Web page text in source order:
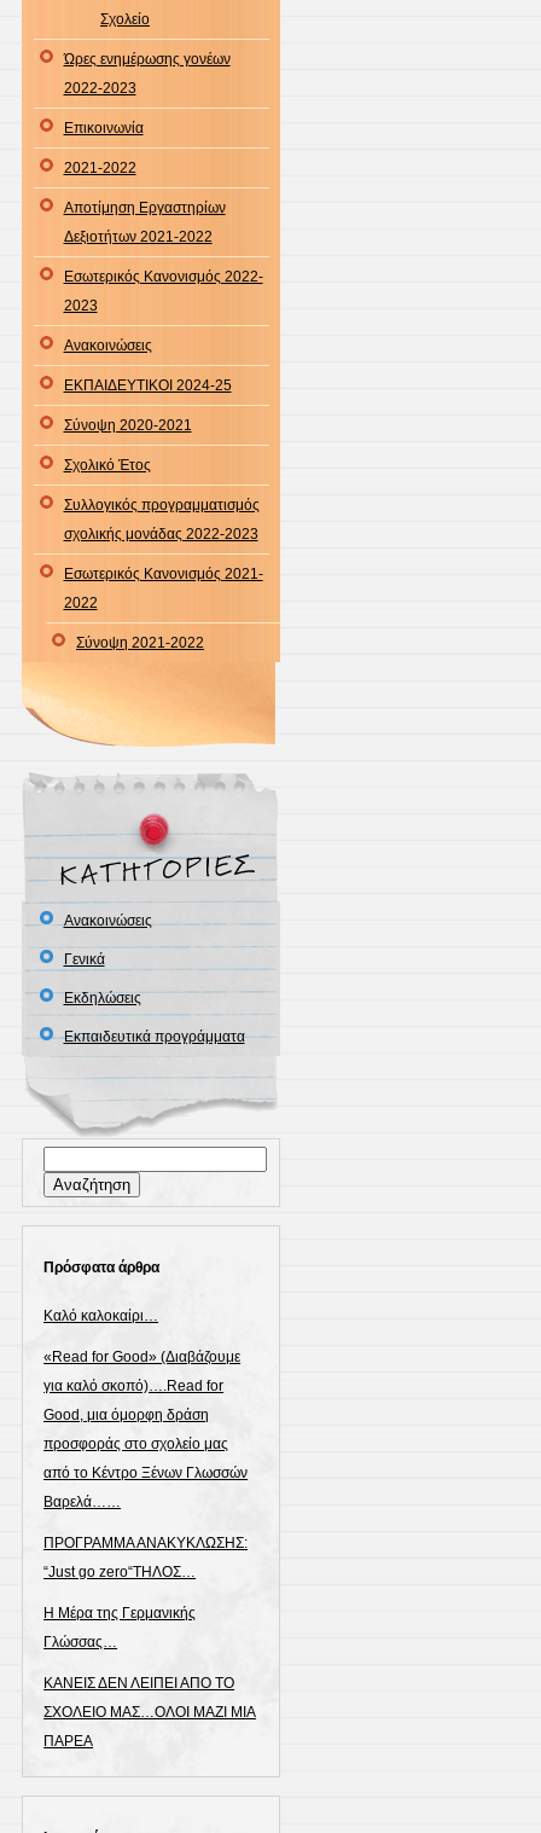
Σχολείο
Ώρες ενημέρωσης γονέων
2022-2023
Επικοινωνία
2021-2022
Αποτίμηση Εργαστηρίων
Δεξιοτήτων 2021-2022
Εσωτερικός Κανονισμός 2022-
2023
Ανακοινώσεις
ΕΚΠΑΙΔΕΥΤΙΚΟΙ 2024-25
Σύνοψη 2020-2021
Σχολικό Έτος
Συλλογικός προγραμματισμός
σχολικής μονάδας 2022-2023
Εσωτερικός Κανονισμός 2021-
2022
Σύνοψη 2021-2022
Ανακοινώσεις
Γενικά
Εκδηλώσεις
Εκπαιδευτικά προγράμματα
για:
Πρόσφατα άρθρα
Καλό καλοκαίρι…
«Read for Good» (Διαβάζουμε
για καλό σκοπό)….Read for
Good, μια όμορφη δράση
προσφοράς στο σχολείο μας
από το Κέντρο Ξένων Γλωσσών
Βαρελά……
ΠΡΟΓΡΑΜΜΑ ΑΝΑΚΥΚΛΩΣΗΣ:
“Just go zero“ΤΗΛΟΣ…
Η Μέρα της Γερμανικής
Γλώσσας…
ΚΑΝΕΙΣ ΔΕΝ ΛΕΙΠΕΙ ΑΠΟ ΤΟ
ΣΧΟΛΕΙΟ ΜΑΣ…ΟΛΟΙ ΜΑΖΙ ΜΙΑ
ΠΑΡΕΑ